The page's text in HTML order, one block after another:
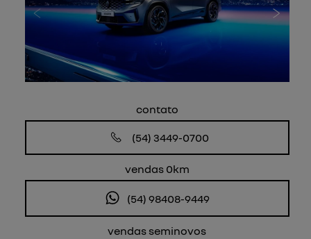
Anterior
contato
(54) 3449-0700
vendas 0km
(54) 98408-9449
vendas seminovos